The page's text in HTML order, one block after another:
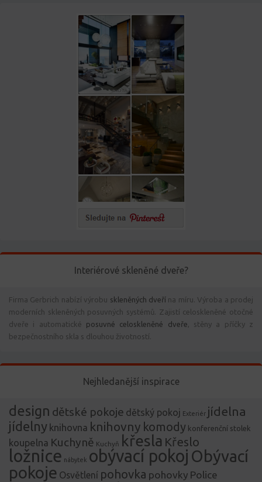
Interiérové skleněné dveře?
Firma Gerbrich nabízí výrobu skleněných dveří na míru. Výroba a prodej
moderních skleněných posuvných systémů. Zajistí celoskleněné otočné
dveře i automatické posuvné celoskleněné dveře , stěny a příčky z
bezpečnostního skla s dlouhou životností.
Nejhledanější inspirace
design dětské pokoje dětský pokoj Exteriér jídelna
jídelny knihovna knihovny komody konferenční stolek
koupelna Kuchyně Kuchyň křesla Křeslo
ložnice nábytek obývací pokoj Obývací
pokoje Osvětlení pohovka pohovky Police